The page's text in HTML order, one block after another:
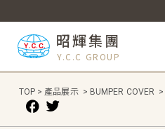
昭輝集團
Y.C.C GROUP
TOP > 產品展示 > BUMPER COVER >